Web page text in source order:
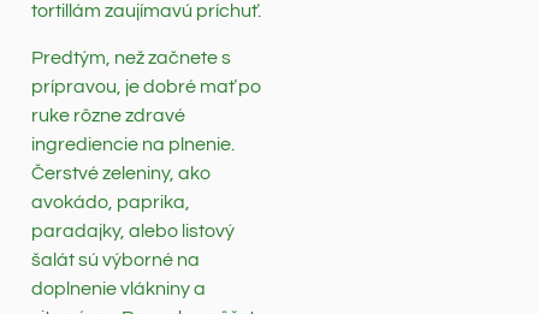
tortillám zaujímavú príchuť.
Predtým, než začnete s
prípravou, je dobré mať po
ruke rôzne zdravé
ingrediencie na plnenie.
Čerstvé zeleniny, ako
avokádo, paprika,
paradajky, alebo listový
šalát sú výborné na
doplnenie vlákniny a